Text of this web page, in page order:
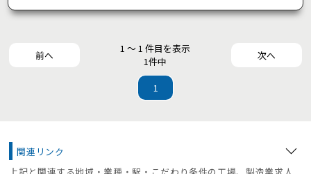
前へ
1 ～ 1 件目を表示
1件中
次へ
1
関連リンク